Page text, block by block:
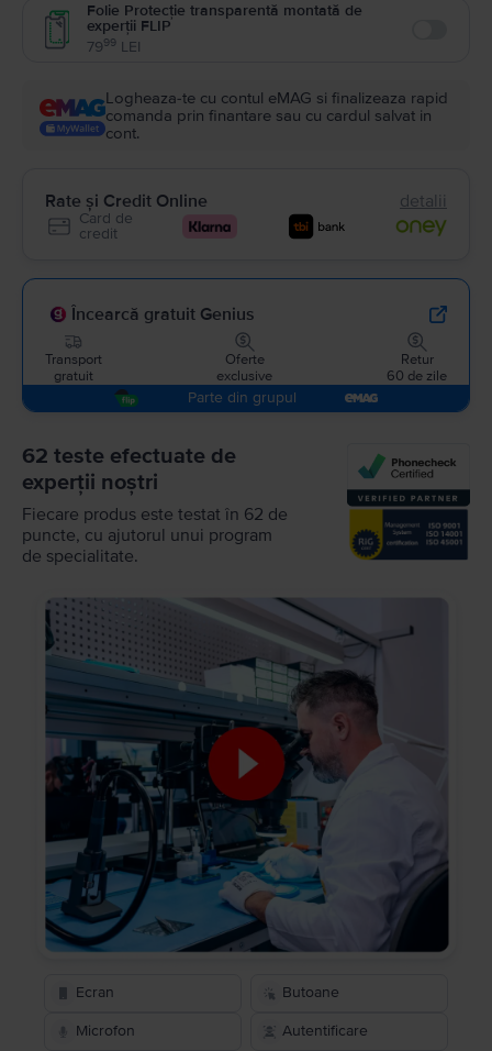
Folie Protecție transparentă montată de
experții FLIP
7999 LEI
Logheaza-te cu contul eMAG si finalizeaza rapid
comanda prin finantare sau cu cardul salvat in
cont.
Rate și Credit Online detalii
Card de
credit
Încearcă gratuit Genius
Transport
gratuit
Oferte
exclusive
Retur
60 de zile
Parte din grupul
62 teste efectuate de
experții noștri
Fiecare produs este testat în 62 de
puncte, cu ajutorul unui program
de specialitate.
Ecran Butoane
Microfon Autentificare